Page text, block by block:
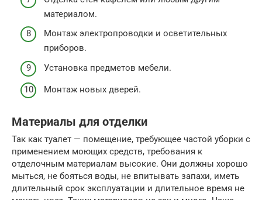
материалом.
Монтаж электропроводки и осветительных
приборов.
Установка предметов мебели.
Монтаж новых дверей.
Материалы для отделки
Так как туалет — помещение, требующее частой уборки с
применением моющих средств, требования к
отделочным материалам высокие. Они должны хорошо
мыться, не бояться воды, не впитывать запахи, иметь
длительный срок эксплуатации и длительное время не